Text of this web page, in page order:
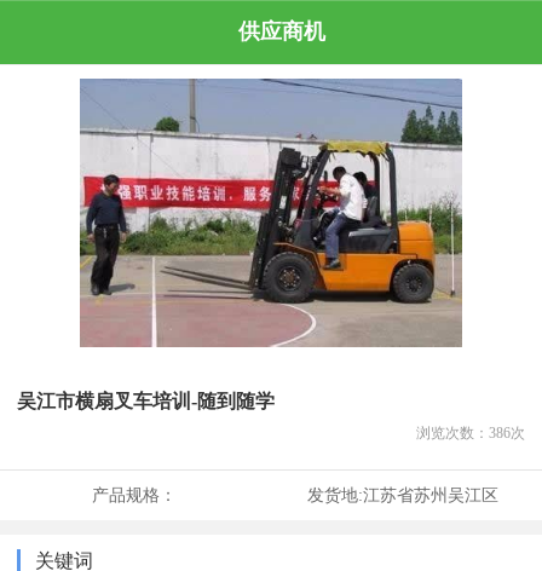
供应商机
吴江市横扇叉车培训-随到随学
浏览次数： 386次
产品规格： 发货地:江苏省苏州吴江区
关键词